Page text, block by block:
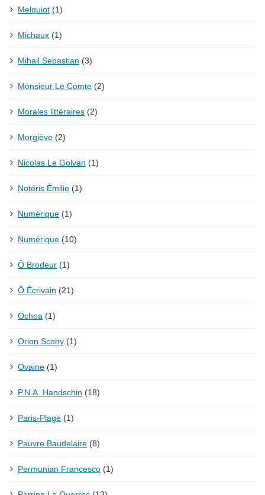
Melquiot (1)
Michaux (1)
Mihail Sebastian (3)
Monsieur Le Comte (2)
Morales littéraires (2)
Morgiève (2)
Nicolas Le Golvan (1)
Notéris Émilie (1)
Numérique (1)
Numérique (10)
Ô Brodeur (1)
Ô Écrivain (21)
Ochoa (1)
Orion Scohy (1)
Ovaine (1)
P.N.A. Handschin (18)
Paris-Plage (1)
Pauvre Baudelaire (8)
Permunian Francesco (1)